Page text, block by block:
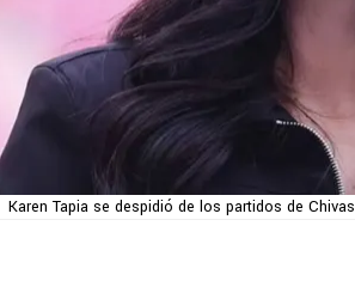
Karen Tapia se despidió de los partidos de Chivas